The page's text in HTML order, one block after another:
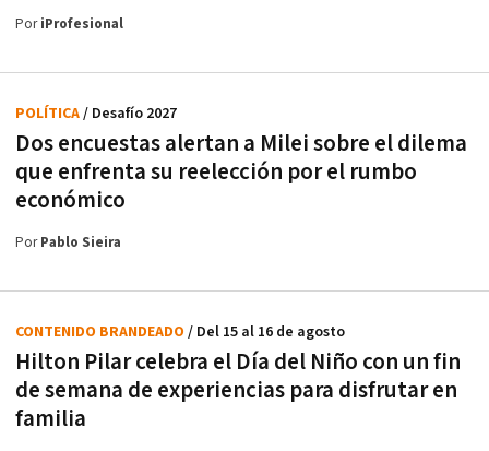
PoriProfesional
Dos encuestas alertan a Milei sobre el dilema
que enfrenta su reelección por el rumbo
económico
POLÍTICA/ Desafío 2027
PorPablo Sieira
Hilton Pilar celebra el Día del Niño con un fin
de semana de experiencias para disfrutar en
familia
CONTENIDO BRANDEADO / Del 15 al 16 de agosto